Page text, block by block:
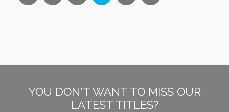
YOU DON'T WANT TO MISS OUR
LATEST TITLES?